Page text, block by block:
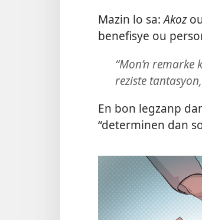
Mazin lo sa:Akoz
benefisye ou
“Mon’n
reziste
En bon legzanp
“determinen dan